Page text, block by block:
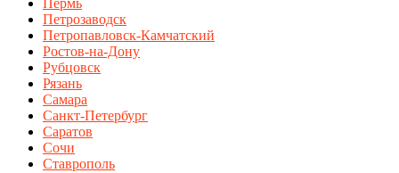
Петрозаводск
Петропавловск-Камчатский
Ростов-на-Дону
Рубцовск
Рязань
Самара
Санкт-Петербург
Саратов
Сочи
Ставрополь